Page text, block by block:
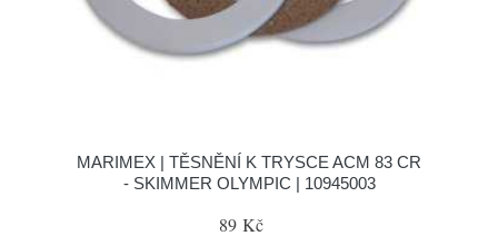
MARIMEX | TĚSNĚNÍ K TRYSCE ACM 83 CR
- SKIMMER OLYMPIC | 10945003
89 Kč